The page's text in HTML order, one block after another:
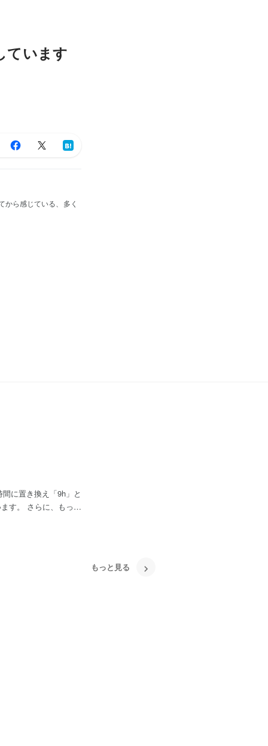
ています
から感じている、多く
に置き換え「9h」と
っと
積されていく高い品
もっと見る